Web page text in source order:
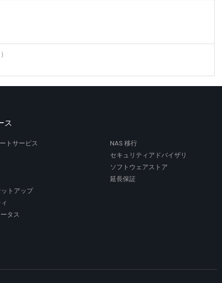
ス
トサービス
トアップ
タス
NAS 移行
セキュリティアドバイザリ
ソフトウェアストア
延長保証